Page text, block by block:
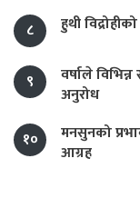
८
हुथी
९
वर्षाले
अनुरोध
१०
मनसुनको
आग्रह